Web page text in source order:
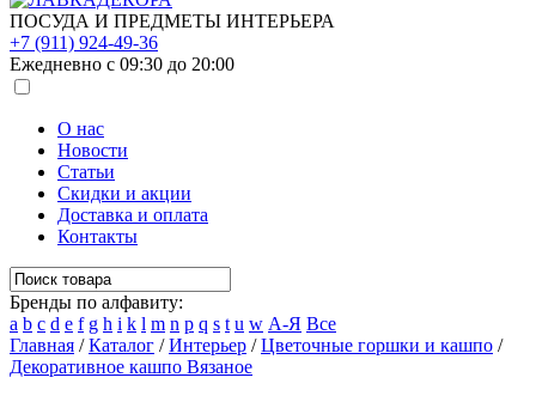
ПОСУДА И ПРЕДМЕТЫ ИНТЕРЬЕРА
+7 (911) 924-49-36
Ежедневно с 09:30 до 20:00
О нас
Новости
Статьи
Скидки и акции
Доставка и оплата
Контакты
Бренды по алфавиту:
a b c d e f g h i k l m n p q s t u w А-Я Все
Главная /Каталог /Интерьер /Цветочные горшки и кашпо /
Декоративное кашпо Вязаное